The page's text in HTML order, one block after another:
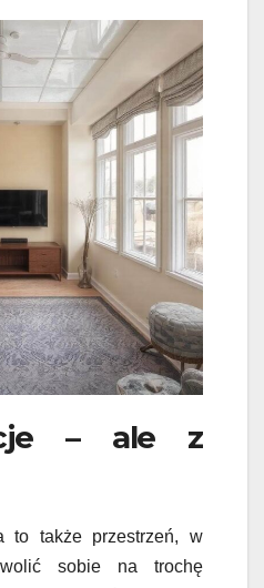
– ale z
to także przestrzeń, w
sobie na trochę